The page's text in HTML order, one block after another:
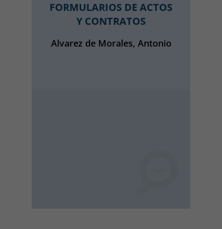
FORMULARIOS DE ACTOS
Y CONTRATOS
Alvarez de Morales, Antonio